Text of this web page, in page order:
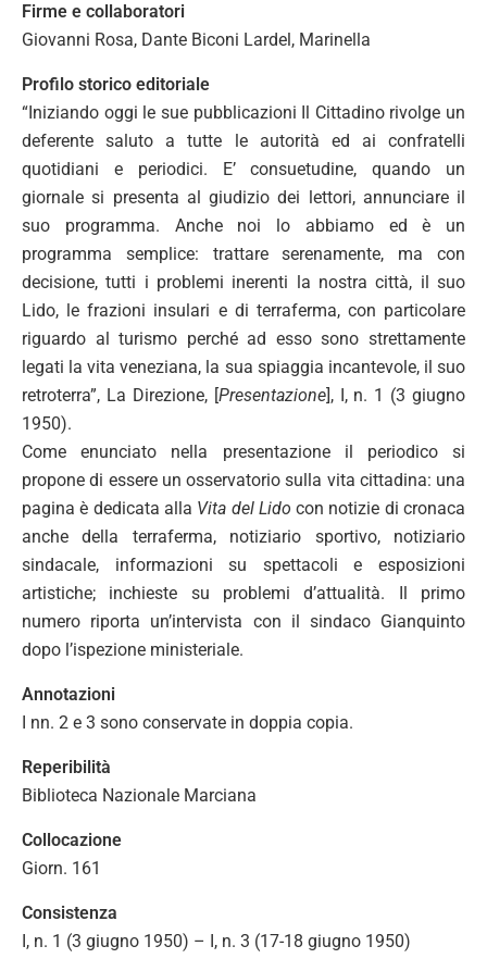
Firme e collaboratori
Giovanni Rosa, Dante Biconi Lardel, Marinella
Profilo storico editoriale
“Iniziando oggi le sue pubblicazioni Il Cittadino rivolge un
deferente saluto a tutte le autorità ed ai confratelli
quotidiani e periodici. E’ consuetudine, quando un
giornale si presenta al giudizio dei lettori, annunciare il
suo programma. Anche noi lo abbiamo ed è un
programma semplice: trattare serenamente, ma con
decisione, tutti i problemi inerenti la nostra città, il suo
Lido, le frazioni insulari e di terraferma, con particolare
riguardo al turismo perché ad esso sono strettamente
legati la vita veneziana, la sua spiaggia incantevole, il suo
retroterra”, La Direzione, [Presentazione], I, n. 1 (3 giugno
1950).
Come enunciato nella presentazione il periodico si
propone di essere un osservatorio sulla vita cittadina: una
pagina è dedicata alla Vita del Lido con notizie di cronaca
anche della terraferma, notiziario sportivo, notiziario
sindacale, informazioni su spettacoli e esposizioni
artistiche; inchieste su problemi d’attualità. Il primo
numero riporta un’intervista con il sindaco Gianquinto
dopo l’ispezione ministeriale.
Annotazioni
I nn. 2 e 3 sono conservate in doppia copia.
Reperibilità
Biblioteca Nazionale Marciana
Collocazione
Giorn. 161
Consistenza
I, n. 1 (3 giugno 1950) – I, n. 3 (17-18 giugno 1950)